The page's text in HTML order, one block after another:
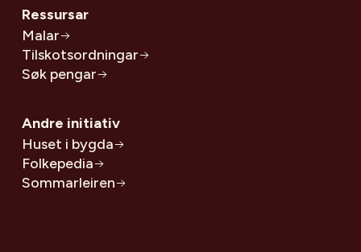
Ressursar
Malar
Tilskotsordningar
Søk pengar
Andre initiativ
Huset i bygda
Folkepedia
Sommarleiren